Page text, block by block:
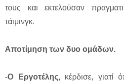
τους και εκτελούσαν
τάιμινγκ.
Αποτίμηση των δυο ομάδων.
-Ο Εργοτέλης,κέρδισε,